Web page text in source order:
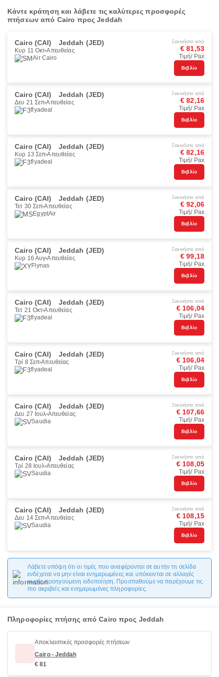
Κάντε κράτηση και λάβετε τις καλύτερες προσφορές
πτήσεων από Cairo προς Jeddah
Cairo (CAI) Jeddah (JED)
Κυρ 11 Οκτ Απευθείας
Air Cairo
Ξεκινήστε από
€ 81,53
Τιμή/ Pax
Βιβλίο
Cairo (CAI) Jeddah (JED)
Δευ 21 Σεπ Απευθείας
flyadeal
Ξεκινήστε από
€ 82,16
Τιμή/ Pax
Βιβλίο
Cairo (CAI) Jeddah (JED)
Κυρ 13 Σεπ Απευθείας
flyadeal
Ξεκινήστε από
€ 82,16
Τιμή/ Pax
Βιβλίο
Cairo (CAI) Jeddah (JED)
Τετ 30 Σεπ Απευθείας
EgyptAir
Ξεκινήστε από
€ 92,06
Τιμή/ Pax
Βιβλίο
Cairo (CAI) Jeddah (JED)
Κυρ 16 Αυγ Απευθείας
Flynas
Ξεκινήστε από
€ 99,18
Τιμή/ Pax
Βιβλίο
Cairo (CAI) Jeddah (JED)
Τετ 21 Οκτ Απευθείας
flyadeal
Ξεκινήστε από
€ 106,04
Τιμή/ Pax
Βιβλίο
Cairo (CAI) Jeddah (JED)
Τρί 8 Σεπ Απευθείας
flyadeal
Ξεκινήστε από
€ 106,04
Τιμή/ Pax
Βιβλίο
Cairo (CAI) Jeddah (JED)
Δευ 27 Ιουλ Απευθείας
Saudia
Ξεκινήστε από
€ 107,66
Τιμή/ Pax
Βιβλίο
Cairo (CAI) Jeddah (JED)
Τρί 28 Ιουλ Απευθείας
Saudia
Ξεκινήστε από
€ 108,05
Τιμή/ Pax
Βιβλίο
Cairo (CAI) Jeddah (JED)
Δευ 14 Σεπ Απευθείας
Saudia
Ξεκινήστε από
€ 108,15
Τιμή/ Pax
Βιβλίο
Λάβετε υπόψη ότι οι τιμές που αναφέρονται σε αυτήν τη σελίδα
ενδέχεται να μην είναι ενημερωμένες και υπόκεινται σε αλλαγές
χωρίς προηγούμενη ειδοποίηση. Προσπαθούμε να παρέχουμε τις
πιο ακριβείς και ενημερωμένες πληροφορίες.
Πληροφορίες πτήσης από Cairo προς Jeddah
Αποκλειστικές προσφορές πτήσεων
Cairo - Jeddah
€ 81